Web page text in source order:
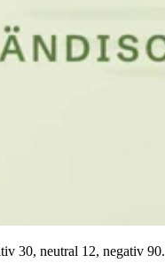
30, neutral 12, negativ 90.